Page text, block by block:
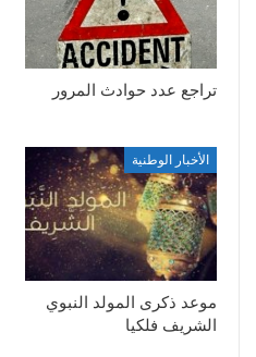
تراجع عدد حوادث المرور
الأخبار الوطنية
موعد ذكرى المولد النبوي
الشريف فلكيا